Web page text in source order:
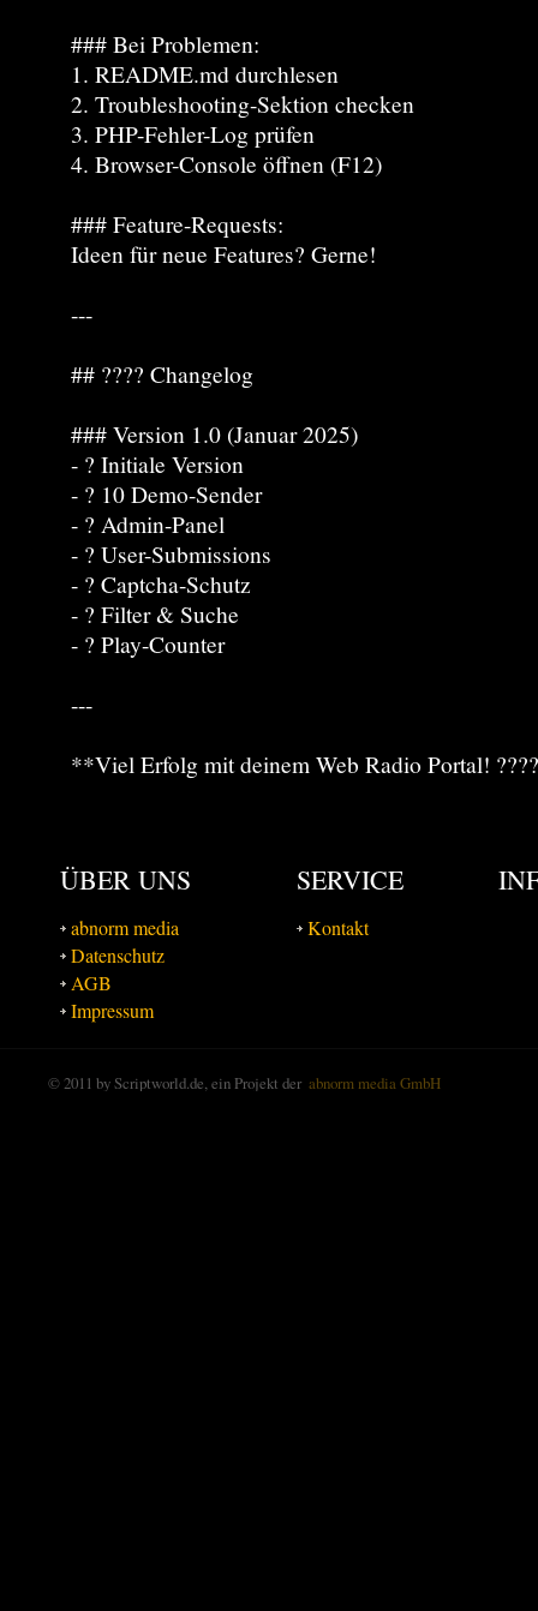
### Bei Problemen:
1. README.md durchlesen
2. Troubleshooting-Sektion checken
3. PHP-Fehler-Log prüfen
4. Browser-Console öffnen (F12)
### Feature-Requests:
Ideen für neue Features? Gerne!
---
## ???? Changelog
### Version 1.0 (Januar 2025)
- ? Initiale Version
- ? 10 Demo-Sender
- ? Admin-Panel
- ? User-Submissions
- ? Captcha-Schutz
- ? Filter & Suche
- ? Play-Counter
---
**Viel Erfolg mit deinem Web Radio Portal!
ÜBER UNS
abnorm media
Datenschutz
AGB
Impressum
SERVICE
Kontakt
© 2011 by Scriptworld.de, ein Projekt der abnorm media GmbH